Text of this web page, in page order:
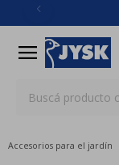
menu
Accesorios para el jardín
close